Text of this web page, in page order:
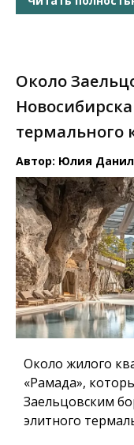
Около
термального
Автор: Юлия
Около жилого
«Рамада»,
Заельцовским
элитного